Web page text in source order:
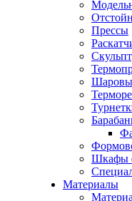
Прессы
Шкафы
Материалы